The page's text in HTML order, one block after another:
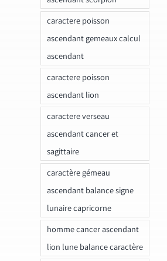
caractere poisson
ascendant gemeaux calcul
ascendant
caractere poisson
ascendant lion
caractere verseau
ascendant cancer et
sagittaire
caractère gémeau
ascendant balance signe
lunaire capricorne
homme cancer ascendant
lion lune balance caractère